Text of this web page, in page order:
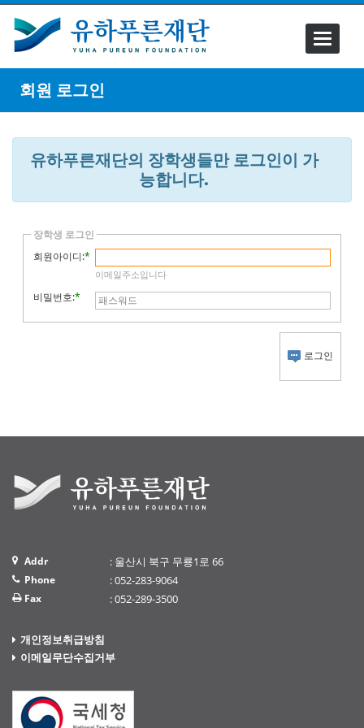
Toggle
회원 로그인
유하푸른재단의 장학생들만 로그인이 가
능합니다.
장학생 로그인
회원아이디:*
이메일주소입니다
비밀번호:*
로그인
Addr : 울산시 북구 무룡1로 66
Phone : 052-283-9064
Fax : 052-289-3500
개인정보취급방침
이메일무단수집거부